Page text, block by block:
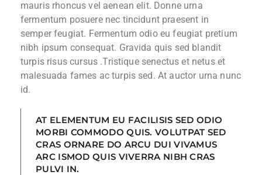
mauris rhoncus vel aenean elit. Donne urna
fermentum posuere nec tincidunt praesent in
semper feugiat. Fermentum odio eu feugiat pretium
nibh ipsum consequat. Gravida quis sed blandit
turpis risus cursus .Tristique senectus et netus et
malesuada fames ac turpis sed. At auctor urna nunc
id.
AT ELEMENTUM EU FACILISIS SED ODIO
MORBI COMMODO QUIS. VOLUTPAT SED
CRAS ORNARE DO ARCU DUI VIVAMUS
ARC ISMOD QUIS VIVERRA NIBH CRAS
PULVI IN.